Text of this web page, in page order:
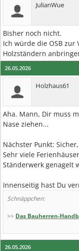
JulianWue
Bisher noch nicht.
Ich würde die OSB
Holzständern
26.05.2026
Holzhaus61
Aha. Mann, Dir muss
Nase ziehen...
Nächster Punkt:
Sehr viele
Ständerwerk genagelt
Innenseitig hast Du
Schnäppchen:
>> Das Bauherren-
26.05.2026